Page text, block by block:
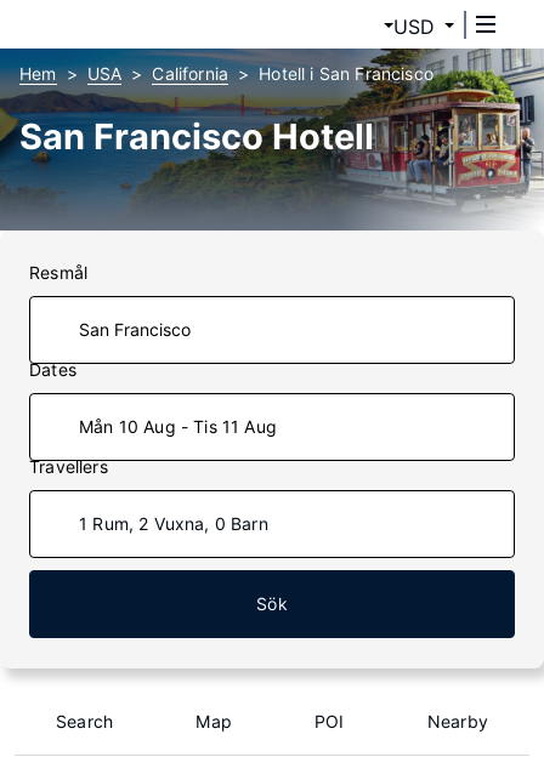
USD
Hem USA California Hotell i San Francisco
San Francisco Hotell
Resmål
Dates
Mån 10 Aug - Tis 11 Aug
Travellers
1 Rum, 2 Vuxna, 0 Barn
Sök
Search Map POI Nearby